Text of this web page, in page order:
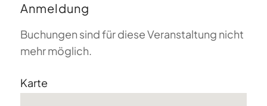
Anmeldung
Buchungen sind für diese Veranstaltung nicht
mehr möglich.
Karte